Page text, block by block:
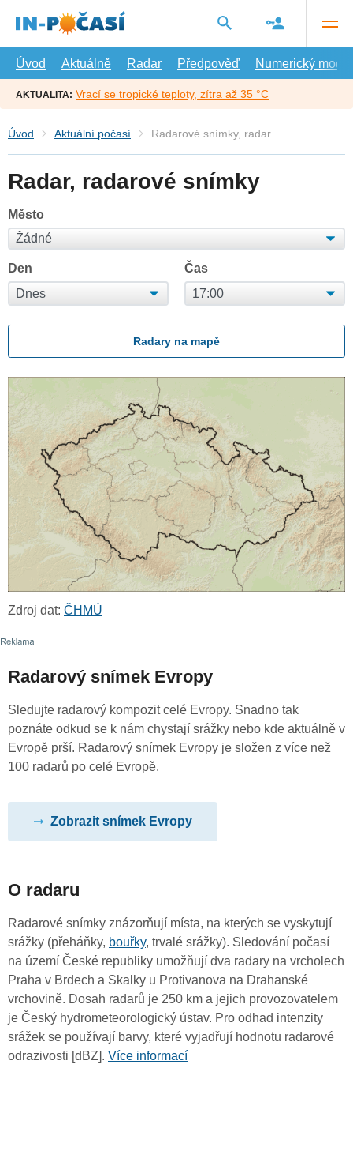
hlavní
Úvod
Aktuálně Radar Předpověď Numerický model
AKTUALITA: Vrací se tropické teploty, zítra až 35 °C
Úvod Aktuální počasí Radarové snímky, radar
Radar, radarové snímky
Město
Den Čas
Radary na mapě
Zdroj dat: ČHMÚ
Radarový snímek Evropy
Sledujte radarový kompozit celé Evropy. Snadno tak
poznáte odkud se k nám chystají srážky nebo kde aktuálně v
Evropě prší. Radarový snímek Evropy je složen z více než
100 radarů po celé Evropě.
Zobrazit snímek Evropy
O radaru
Radarové snímky znázorňují místa, na kterých se vyskytují
srážky (přeháňky, bouřky, trvalé srážky). Sledování počasí
na území České republiky umožňují dva radary na vrcholech
Praha v Brdech a Skalky u Protivanova na Drahanské
vrchovině. Dosah radarů je 250 km a jejich provozovatelem
je Český hydrometeorologický ústav. Pro odhad intenzity
srážek se používají barvy, které vyjadřují hodnotu radarové
odrazivosti [dBZ]. Více informací